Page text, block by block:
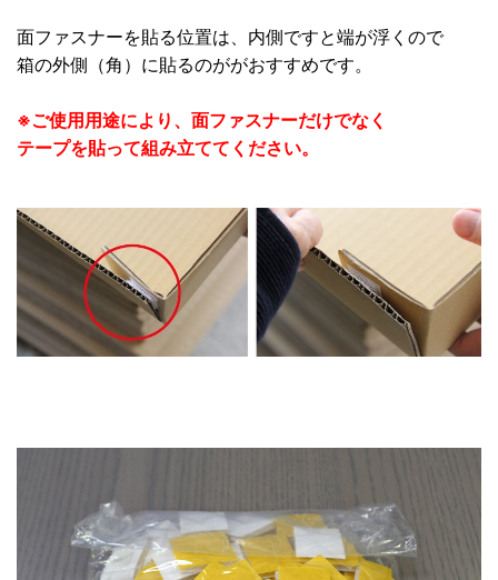
面ファスナーを貼る位置は、内側ですと端が浮くので
箱の外側（角）に貼るのががおすすめです。
※ご使用用途により、面ファスナーだけでなく
テープを貼って組み立ててください。